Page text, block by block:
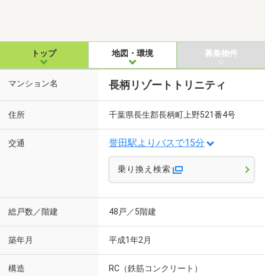
トップ 地図・環境 募集物件
マンション名 長柄リゾートトリニティ
住所 千葉県長生郡長柄町上野521番4号
交通 誉田駅よりバスで15分
乗り換え検索
総戸数／階建 48戸／5階建
築年月 平成1年2月
構造 RC（鉄筋コンクリート）